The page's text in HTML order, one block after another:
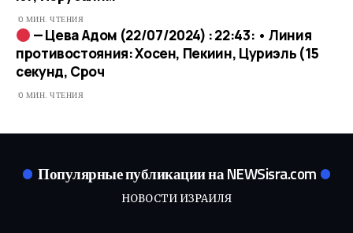
0 МИН. ЧТЕНИЯ
— Цева Адом (22/07/2024) : 22:43: • Линия
противостояния: Хосен, Пекиин, Цуриэль (15
секунд, Сроч
0 МИН. ЧТЕНИЯ
Популярные публикации на NEWSisra.com
НОВОСТИ ИЗРАИЛЯ